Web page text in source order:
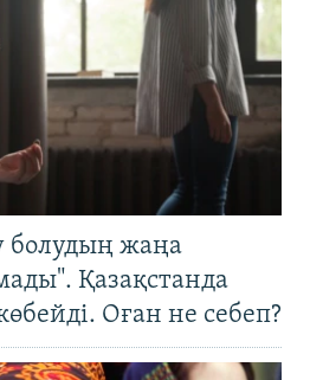
болудың жаңа
Қазақстанда
Оған не себеп?